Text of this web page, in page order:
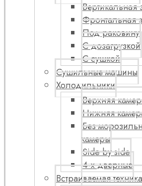
Вертикальная
Фронтальная
Под раковину
С дозагрузкой
С сушкой
Сушильные машины
Холодильники
Верхняя
Нижняя
Без
камеры
Side by side
4-х дверные
Встраиваемая техника